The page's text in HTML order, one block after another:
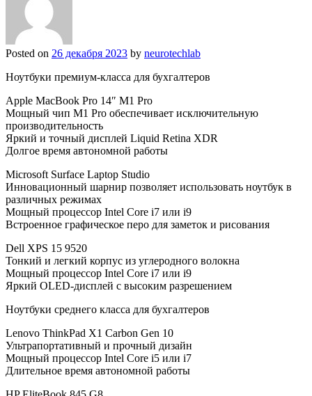
Posted on 26 декабря 2023 by neurotechlab
Ноутбуки премиум-класса для бухгалтеров
Apple MacBook Pro 14″ M1 Pro
Мощный чип M1 Pro обеспечивает исключительную
производительность
Яркий и точный дисплей Liquid Retina XDR
Долгое время автономной работы
Microsoft Surface Laptop Studio
Инновационный шарнир позволяет использовать ноутбук в
различных режимах
Мощный процессор Intel Core i7 или i9
Встроенное графическое перо для заметок и рисования
Dell XPS 15 9520
Тонкий и легкий корпус из углеродного волокна
Мощный процессор Intel Core i7 или i9
Яркий OLED-дисплей с высоким разрешением
Ноутбуки среднего класса для бухгалтеров
Lenovo ThinkPad X1 Carbon Gen 10
Ультрапортативный и прочный дизайн
Мощный процессор Intel Core i5 или i7
Длительное время автономной работы